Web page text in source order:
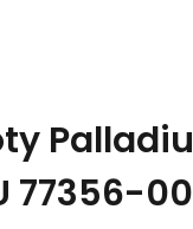
77356-